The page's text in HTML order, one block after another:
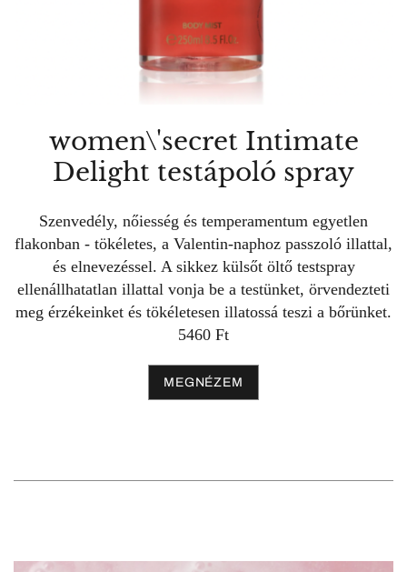
women\'secret Intimate
Delight testápoló spray
Szenvedély, nőiesség és temperamentum egyetlen
flakonban - tökéletes, a Valentin-naphoz passzoló illattal,
és elnevezéssel. A sikkez külsőt öltő testspray
ellenállhatatlan illattal vonja be a testünket, örvendezteti
meg érzékeinket és tökéletesen illatossá teszi a bőrünket.
5460 Ft
MEGNÉZEM